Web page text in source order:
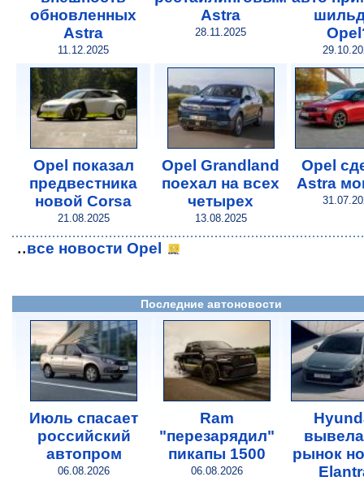
обновленных
Astra
11.12.2025
Astra
28.11.2025
Opel показал
предвестника
новой Corsa
21.08.2025
Opel Grandland
поехал на всех
четырех
13.08.2025
Opel
Astra
..все новости Opel
Последние автоновости
Июль спасает
российский
автопром
06.08.2026
Ram
"перезарядил"
пикапы 1500
06.08.2026
рынок